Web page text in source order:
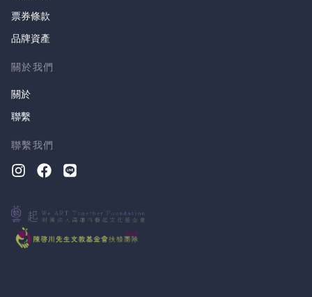
票券條款
品牌資產
關於我們
關於
聯繫
聯繫我們